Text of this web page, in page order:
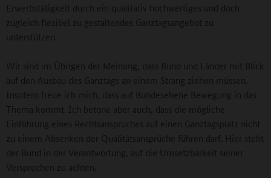
Erwerbstätigkeit durch ein qualitativ hochwertiges und doch
zugleich flexibel zu gestaltendes Ganztagsangebot zu
unterstützen.
Wir sind im Übrigen der Meinung, dass Bund und Länder mit Blick
auf den Ausbau des Ganztags an einem Strang ziehen müssen.
Insofern freue ich mich, dass auf Bundesebene Bewegung in das
Thema kommt. Ich betone aber auch, dass die mögliche
Einführung eines Rechtsanspruches auf einen Ganztagsplatz nicht
zu einem Absenken der Qualitätsansprüche führen darf. Hier steht
der Bund in der Verantwortung, auf die Umsetzbarkeit seiner
Versprechen zu achten.